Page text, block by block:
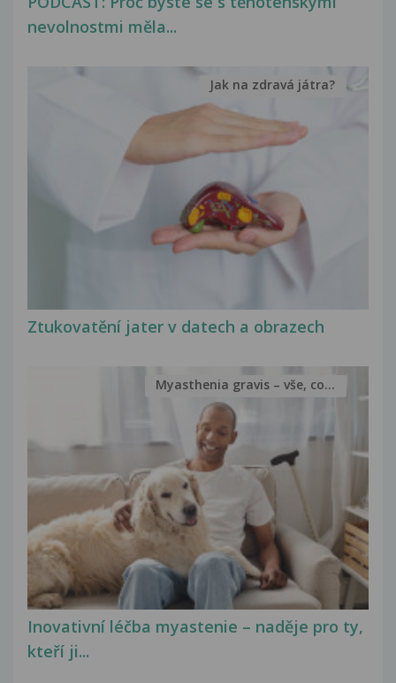
nevolnostmi měla...
Ztukovatění jater v datech a obrazech
Jak na zdravá játra?
Inovativní léčba myastenie – naděje pro ty,
kteří ji...
Myasthenia gravis – vše, co...